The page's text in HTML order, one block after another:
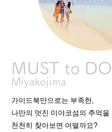
MUST to DO
Miyakojima
가이드북만으로는 부족한,
나만의 멋진 미야코섬의 추억을
천천히 찾아보면 어떨까요?